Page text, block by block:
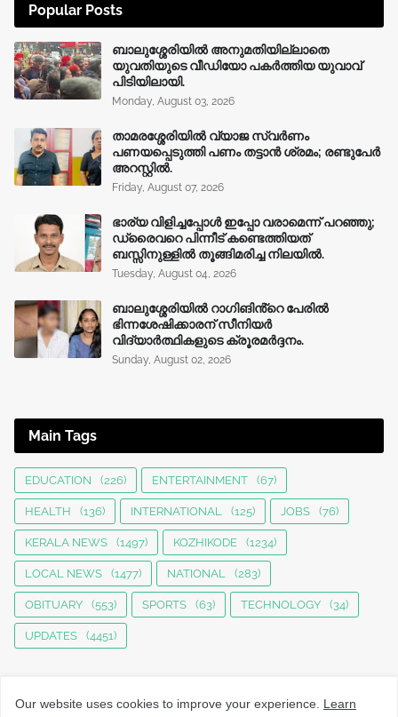
Popular Posts
ബാലുശ്ശേരിയിൽ അനുമതിയില്ലാതെ
യുവതിയുടെ വീഡിയോ പകർത്തിയ യുവാവ്
പിടിയിലായി.
Monday, August 03, 2026
താമരശ്ശേരിയിൽ വ്യാജ സ്വർണം
പണയപ്പെടുത്തി പണം തട്ടാൻ ശ്രമം; രണ്ടുപേർ
അറസ്റ്റിൽ.
Friday, August 07, 2026
ഭാര്യ വിളിച്ചപ്പോള്‍ ഇപ്പോ വരാമെന്ന് പറഞ്ഞു;
ഡ്രൈവറെ പിന്നീട് കണ്ടെത്തിയത്
ബസ്സിനുള്ളില്‍ തൂങ്ങിമരിച്ച നിലയിൽ.
Tuesday, August 04, 2026
ബാലുശ്ശേരിയിൽ റാഗിങിൻ്റെ പേരിൽ
ഭിന്നശേഷിക്കാരന് സീനിയർ
വിദ്യാർത്ഥികളുടെ ക്രൂരമര്‍ദ്ദനം.
Sunday, August 02, 2026
Main Tags
EDUCATION (226) ENTERTAINMENT (67)
HEALTH (136) INTERNATIONAL (125) JOBS (76)
KERALA NEWS (1497) KOZHIKODE (1234)
LOCAL NEWS (1477) NATIONAL (283)
OBITUARY (553) SPORTS (63) TECHNOLOGY (34)
UPDATES (4451)
Our website uses cookies to improve your experience. Learn